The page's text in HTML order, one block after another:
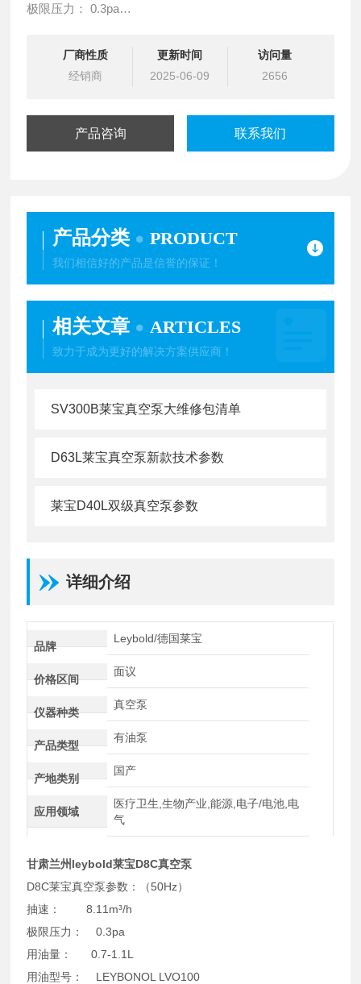
极限压力： 0.3pa
用油型号： LEYBONOL LVO100
电机功率： 370w
厂商性质
经销商
更新时间
2025-06-09
访问量
2656
产品咨询 联系我们
产品分类 PRODUCT
我们相信好的产品是信誉的保证！
相关文章 ARTICLES
致力于成为更好的解决方案供应商！
SV300B莱宝真空泵大维修包清单
D63L莱宝真空泵新款技术参数
莱宝D40L双级真空泵参数
详细介绍
品牌
Leybold/德国莱宝
价格区间
面议
仪器种类
真空泵
产品类型
有油泵
产地类别
国产
应用领域
医疗卫生,生物产业,能源,电子/电池,电
气
甘肃兰州leybold莱宝D8C真空泵
D8C莱宝真空泵参数：（50Hz）
抽速： 8.11m³/h
极限压力： 0.3pa
用油量： 0.7-1.1L
用油型号： LEYBONOL LVO100